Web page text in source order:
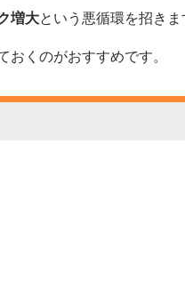
増大という悪循環を招きま
くのがおすすめです。